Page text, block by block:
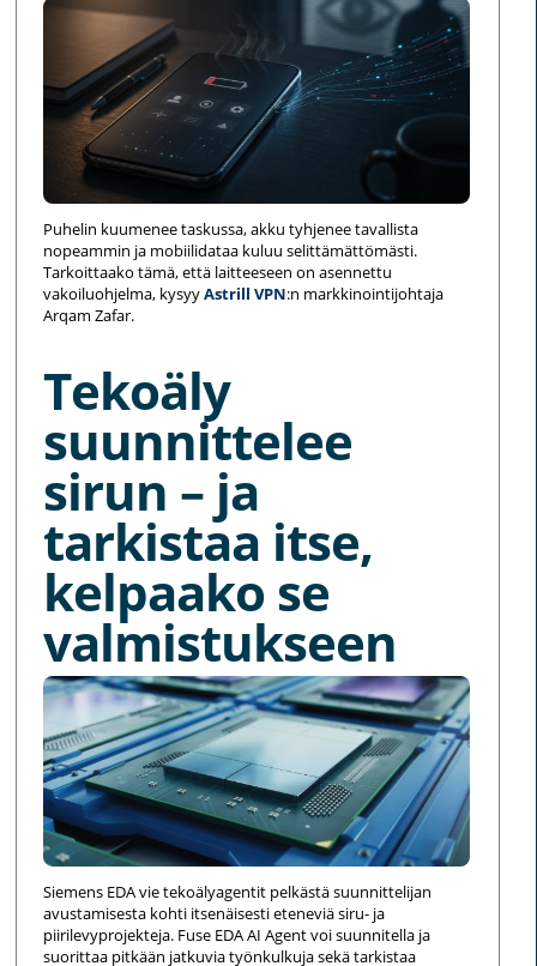
Puhelin kuumenee taskussa, akku tyhjenee tavallista
nopeammin ja mobiilidataa kuluu selittämättömästi.
Tarkoittaako tämä, että laitteeseen on asennettu
vakoiluohjelma, kysyyAstrill VPN:n markkinointijohtaja
Arqam Zafar.
Tekoäly
suunnittelee
sirun – ja
tarkistaa itse,
kelpaako se
valmistukseen
Siemens EDA vie tekoälyagentit pelkästä suunnittelijan
avustamisesta kohti itsenäisesti eteneviä siru- ja
piirilevyprojekteja. Fuse EDA AI Agent voi suunnitella ja
suorittaa pitkään jatkuvia työnkulkuja sekä tarkistaa